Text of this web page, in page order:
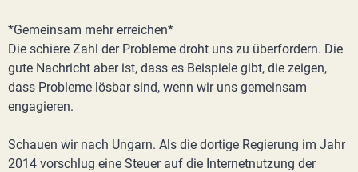
*Gemeinsam mehr erreichen*
Die schiere Zahl der Probleme droht uns zu überfordern. Die
gute Nachricht aber ist, dass es Beispiele gibt, die zeigen,
dass Probleme lösbar sind, wenn wir uns gemeinsam
engagieren.
Schauen wir nach Ungarn. Als die dortige Regierung im Jahr
2014 vorschlug eine Steuer auf die Internetnutzung der